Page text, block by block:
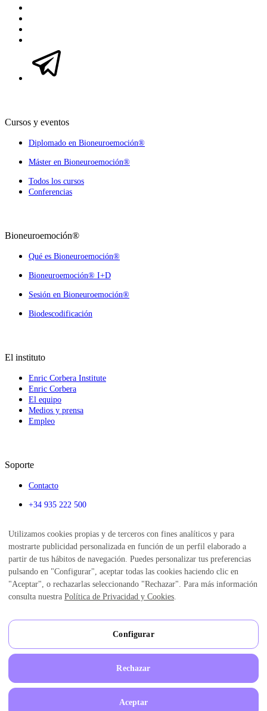
Cursos y eventos
Diplomado en Bioneuroemoción®
Máster en Bioneuroemoción®
Todos los cursos
Conferencias
Bioneuroemoción®
Qué es Bioneuroemoción®
Bioneuroemoción® I+D
Sesión en Bioneuroemoción®
Biodescodificación
El instituto
Enric Corbera Institute
Enric Corbera
El equipo
Medios y prensa
Empleo
Soporte
Contacto
+34 935 222 500
tute.com
Calendario
Alumni
Blog
Institute of Emotions
Aviso legal
Condiciones de uso
Grabación de llamadas
Canal de denuncias
Configuración cookies
©2026Enric Corbera Institute.
Todos los formularios están protegidos por Recaptcha de Google. Consulta aquí las
Utilizamos cookies propias y de terceros con fines analíticos y para
mostrarte publicidad personalizada en función de un perfil elaborado a
partir de tus hábitos de navegación. Puedes personalizar tus preferencias
pulsando en "Configurar", aceptar todas las cookies haciendo clic en
"Aceptar", o rechazarlas seleccionando "Rechazar". Para más información
consulta nuestra Política de Privacidad y Cookies.
Configurar
Rechazar
Aceptar